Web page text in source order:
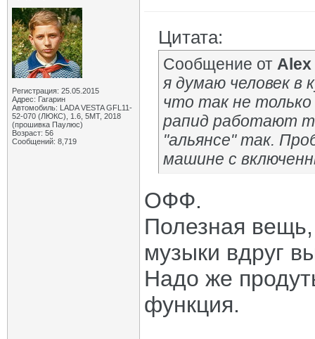
Регистрация: 25.05.2015
Адрес: Гагарин
Автомобиль: LADA VESTA GFL11-
52-070 (ЛЮКС), 1.6, 5МТ, 2018
(прошивка Паулюс)
Возраст: 56
Сообщений: 8,719
Цитата:
Сообщение от Alex
я думаю человек в
что так не только
рапид работают
"альянсе" так.
машине с
ОФФ.
Полезная
музыки вдруг
Надо же
функция.